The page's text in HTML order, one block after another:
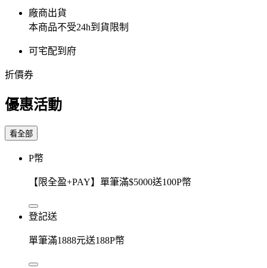
廠商出貨
本商品不受24h到貨限制
可宅配到府
折價券
優惠活動
看全部
P幣
【限全盈+PAY】單筆滿$5000送100P幣
登記送
單筆滿1888元送188P幣